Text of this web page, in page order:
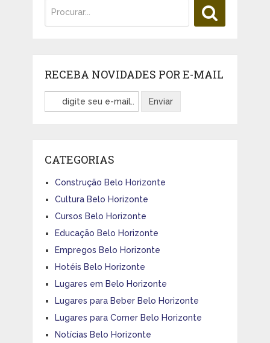
RECEBA NOVIDADES POR E-MAIL
CATEGORIAS
Construção Belo Horizonte
Cultura Belo Horizonte
Cursos Belo Horizonte
Educação Belo Horizonte
Empregos Belo Horizonte
Hotéis Belo Horizonte
Lugares em Belo Horizonte
Lugares para Beber Belo Horizonte
Lugares para Comer Belo Horizonte
Notícias Belo Horizonte